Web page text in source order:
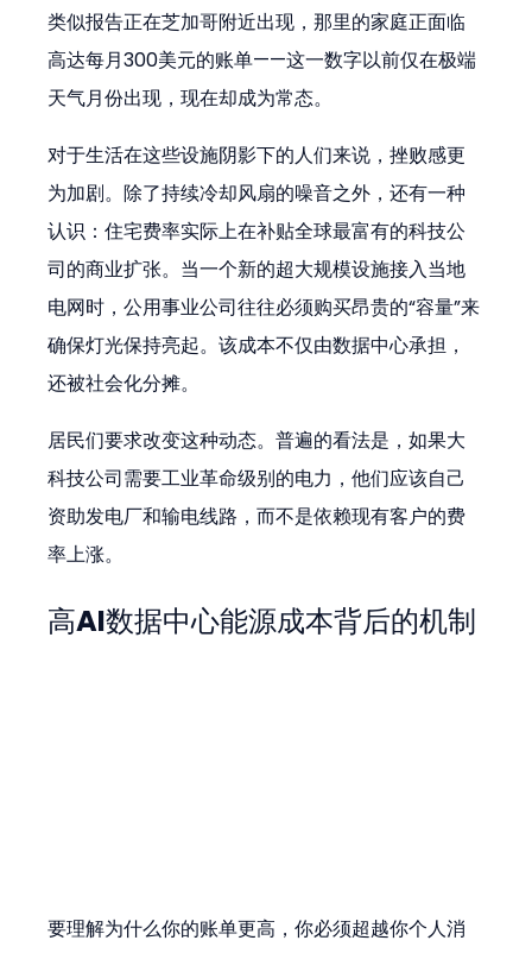
类似报告正在芝加哥附近出现，那里的家庭正面临
高达每月300美元的账单——这一数字以前仅在极端
天气月份出现，现在却成为常态。
对于生活在这些设施阴影下的人们来说，挫败感更
为加剧。除了持续冷却风扇的噪音之外，还有一种
认识：住宅费率实际上在补贴全球最富有的科技公
司的商业扩张。当一个新的超大规模设施接入当地
电网时，公用事业公司往往必须购买昂贵的“容量”来
确保灯光保持亮起。该成本不仅由数据中心承担，
还被社会化分摊。
居民们要求改变这种动态。普遍的看法是，如果大
科技公司需要工业革命级别的电力，他们应该自己
资助发电厂和输电线路，而不是依赖现有客户的费
率上涨。
高AI数据中心能源成本背后的机制
要理解为什么你的账单更高，你必须超越你个人消